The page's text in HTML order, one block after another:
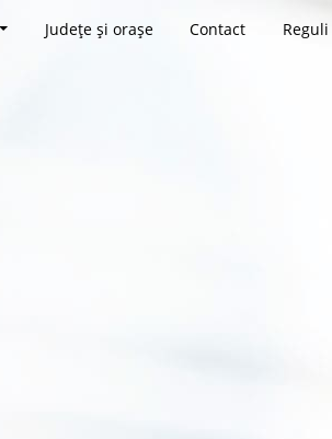
Județe și orașe Contact Reguli